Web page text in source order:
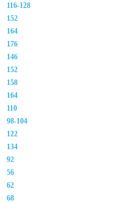
116-128
152
164
176
146
152
158
164
110
98-104
122
134
92
56
62
68